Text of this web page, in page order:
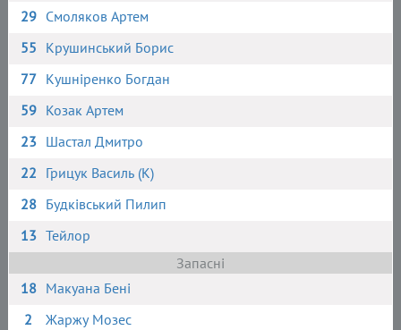
29 Смоляков Артем
55 Крушинський Борис
77 Кушніренко Богдан
59 Козак Артем
23 Шастал Дмитро
22 Грицук Василь (К)
28 Будківський Пилип
13 Тейлор
Запасні
18 Макуана Бені
2
Жаржу Мозес